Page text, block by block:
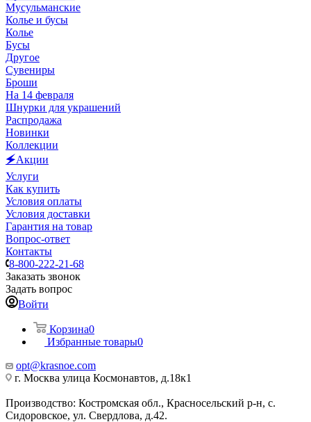
Мусульманские
Колье и бусы
Колье
Бусы
Другое
Сувениры
Броши
На 14 февраля
Шнурки для украшений
Распродажа
Новинки
Коллекции
🗲Акции
Услуги
Как купить
Условия оплаты
Условия доставки
Гарантия на товар
Вопрос-ответ
Контакты
8-800-222-21-68
Заказать звонок
Задать вопрос
Войти
Корзина0
Избранные товары0
opt@krasnoe.com
г. Москва улица Космонавтов, д.18к1
Производство: Костромская обл., Красносельский р-н, с.
Сидоровское, ул. Свердлова, д.42.